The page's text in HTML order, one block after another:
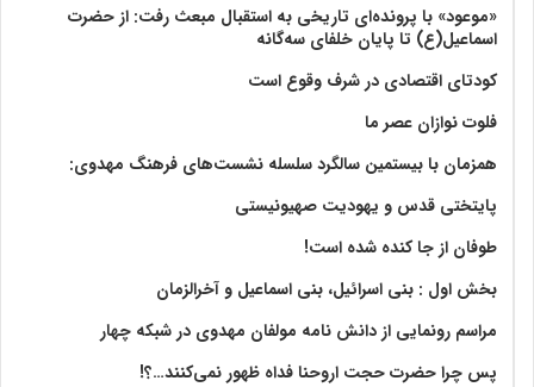
«موعود» با پرونده‌ای تاریخی به استقبال مبعث رفت: از حضرت
اسماعیل(ع) تا پایان خلفای سه‌گانه
کودتای اقتصادی در شرف وقوع است
فلوت نوازان عصر ما
همزمان با بیستمین سالگرد سلسله نشست‌های فرهنگ مهدوی:‌
پایتختی قدس و یهودیت صهیونیستی
طوفان از جا کنده شده است!
بخش اول : بنی اسرائیل، بنی اسماعیل و آخرالزمان
مراسم رونمایی از دانش نامه مولفان مهدوی در شبکه چهار
پس چرا حضرت حجت اروحنا فداه ظهور نمی‌کنند…؟!